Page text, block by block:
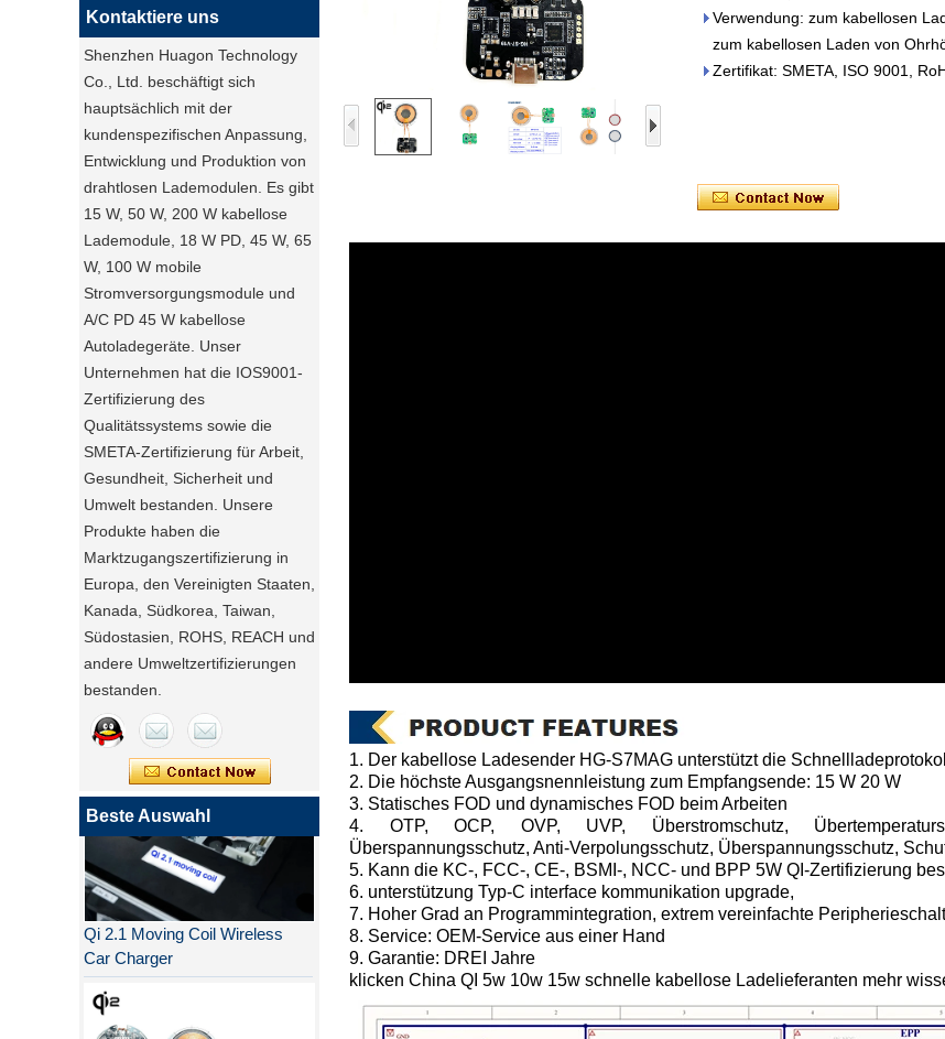
Kontaktiere uns
Shenzhen Huagon Technology
Co., Ltd. beschäftigt sich
hauptsächlich mit der
kundenspezifischen Anpassung,
Entwicklung und Produktion von
drahtlosen Lademodulen. Es gibt
15 W, 50 W, 200 W kabellose
Lademodule, 18 W PD, 45 W, 65
W, 100 W mobile
Stromversorgungsmodule und
A/C PD 45 W kabellose
Autoladegeräte. Unser
Unternehmen hat die IOS9001-
Zertifizierung des
Qualitätssystems sowie die
SMETA-Zertifizierung für Arbeit,
Gesundheit, Sicherheit und
Umwelt bestanden. Unsere
Produkte haben die
Marktzugangszertifizierung in
Europa, den Vereinigten Staaten,
Kanada, Südkorea, Taiwan,
Südostasien, ROHS, REACH und
andere Umweltzertifizierungen
bestanden.
Beste Auswahl
Qi 2.1 Moving Coil Wireless
Car Charger
Verwendung: zum kabellosen
zum kabellosen Laden von
Zertifikat: SMETA, ISO 9001,
1. Der kabellose Ladesender HG-S7MAG unterstützt die
2. Die höchste Ausgangsnennleistung zum Empfangsende: 15 W 20 W
3. Statisches FOD und dynamisches FOD beim Arbeiten
4. OTP, OCP, OVP, UVP, Überstromschutz,
Überspannungsschutz, Anti-Verpolungsschutz, Überspannungsschutz,
5. Kann die KC-, FCC-, CE-, BSMI-, NCC- und BPP 5W QI-Zertifizierung
6. unterstützung Typ-C interface kommunikation upgrade,
7. Hoher Grad an Programmintegration, extrem vereinfachte
8. Service: OEM-Service aus einer Hand
9. Garantie: DREI Jahre
klicken China QI 5w 10w 15w schnelle kabellose Ladelieferanten mehr